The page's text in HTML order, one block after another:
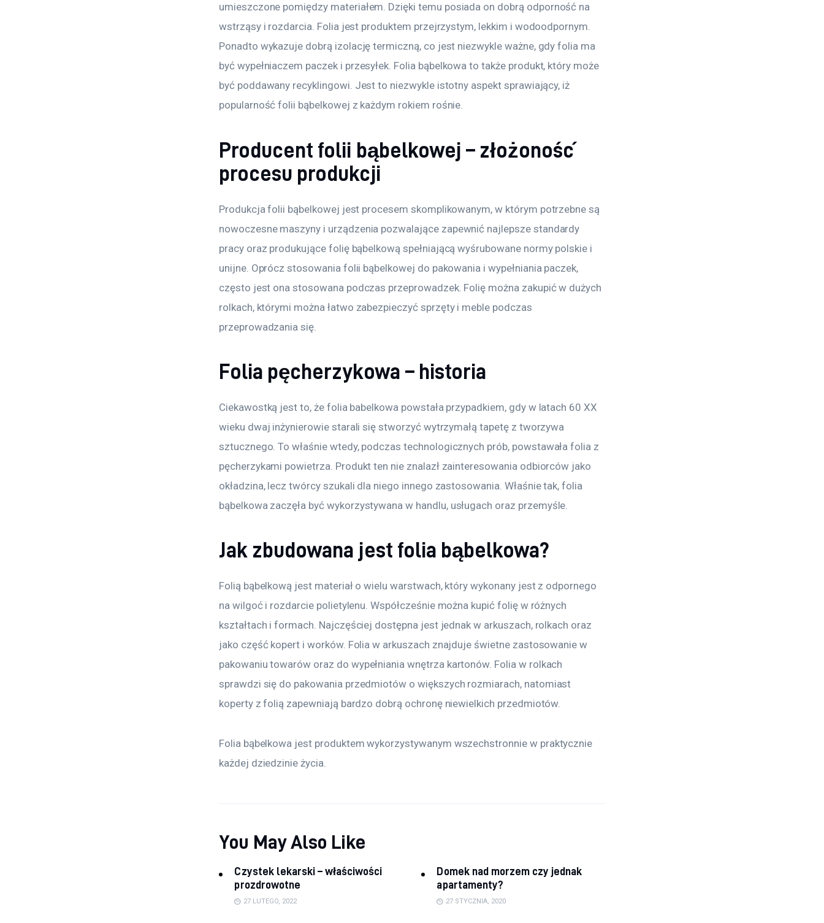
umieszczone pomiędzy materiałem. Dzięki temu posiada on dobrą odporność na
wstrząsy i rozdarcia. Folia jest produktem przejrzystym, lekkim i wodoodpornym.
Ponadto wykazuje dobrą izolację termiczną, co jest niezwykle ważne, gdy folia ma
być wypełniaczem paczek i przesyłek. Folia bąbelkowa to także produkt, który może
być poddawany recyklingowi. Jest to niezwykle istotny aspekt sprawiający, iż
popularność folii bąbelkowej z każdym rokiem rośnie.
Producent folii bąbelkowej – złożoność
procesu produkcji
Produkcja folii bąbelkowej jest procesem skomplikowanym, w którym potrzebne są
nowoczesne maszyny i urządzenia pozwalające zapewnić najlepsze standardy
pracy oraz produkujące folię bąbelkową spełniającą wyśrubowane normy polskie i
unijne. Oprócz stosowania folii bąbelkowej do pakowania i wypełniania paczek,
często jest ona stosowana podczas przeprowadzek. Folię można zakupić w dużych
rolkach, którymi można łatwo zabezpieczyć sprzęty i meble podczas
przeprowadzania się.
Folia pęcherzykowa – historia
Ciekawostką jest to, że folia babelkowa powstała przypadkiem, gdy w latach 60 XX
wieku dwaj inżynierowie starali się stworzyć wytrzymałą tapetę z tworzywa
sztucznego. To właśnie wtedy, podczas technologicznych prób, powstawała folia z
pęcherzykami powietrza. Produkt ten nie znalazł zainteresowania odbiorców jako
okładzina, lecz twórcy szukali dla niego innego zastosowania. Właśnie tak, folia
bąbelkowa zaczęła być wykorzystywana w handlu, usługach oraz przemyśle.
Jak zbudowana jest folia bąbelkowa?
Folią bąbelkową jest materiał o wielu warstwach, który wykonany jest z odpornego
na wilgoć i rozdarcie polietylenu. Współcześnie można kupić folię w różnych
kształtach i formach. Najczęściej dostępna jest jednak w arkuszach, rolkach oraz
jako część kopert i worków. Folia w arkuszach znajduje świetne zastosowanie w
pakowaniu towarów oraz do wypełniania wnętrza kartonów. Folia w rolkach
sprawdzi się do pakowania przedmiotów o większych rozmiarach, natomiast
koperty z folią zapewniają bardzo dobrą ochronę niewielkich przedmiotów.
Folia bąbelkowa jest produktem wykorzystywanym wszechstronnie w praktycznie
każdej dziedzinie życia.
You May Also Like
Czystek lekarski – właściwości
prozdrowotne
27 LUTEGO, 2022
Domek nad morzem czy jednak
apartamenty?
27 STYCZNIA, 2020